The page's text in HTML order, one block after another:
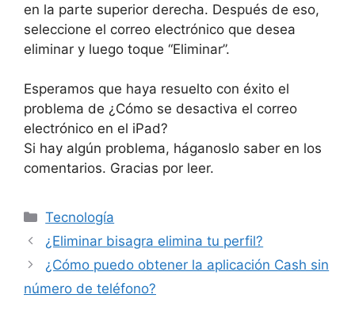
en la parte superior derecha. Después de eso,
seleccione el correo electrónico que desea
eliminar y luego toque “Eliminar”.
Esperamos que haya resuelto con éxito el
problema de ¿Cómo se desactiva el correo
electrónico en el iPad?
Si hay algún problema, háganoslo saber en los
comentarios. Gracias por leer.
Categories
Tecnología
¿Eliminar bisagra elimina tu perfil?
¿Cómo puedo obtener la aplicación Cash sin
número de teléfono?